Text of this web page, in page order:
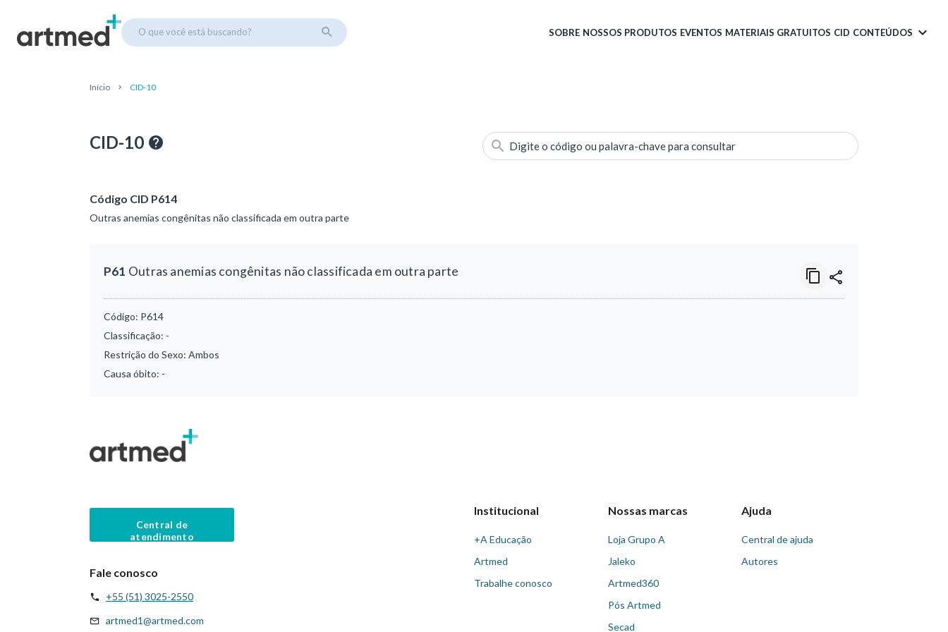
O que você está buscando? SOBRE NOSSOS PRODUTOS EVENTOS MATERIAIS GRATUITOS CID CONTEÚDOS
Início CID-10
CID-10 Digite o código ou palavra-chave para consultar
Código CID P614
Outras anemias congênitas não classificada em outra parte
P61 Outras anemias congênitas não classificada em outra parte
Código: P614
Classificação: -
Restrição do Sexo: Ambos
Causa óbito: -
Central de
atendimento
Fale conosco
+55 (51) 3025-2550
artmed1@artmed.com
Institucional
+A Educação
Artmed
Trabalhe conosco
Nossas marcas
Loja Grupo A
Jaleko
Artmed360
Pós Artmed
Secad
Ajuda
Central de ajuda
Autores